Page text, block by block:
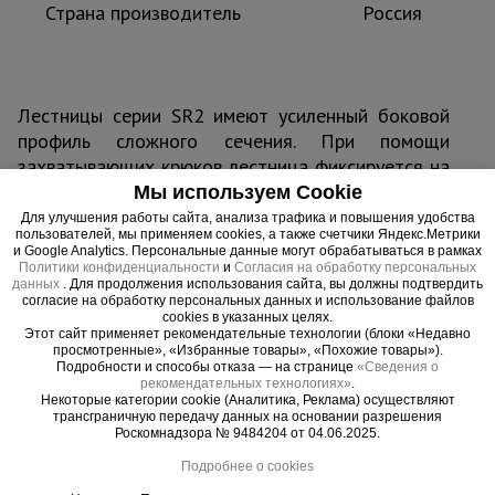
Страна производитель Россия
Лестницы серии SR2 имеют усиленный боковой
профиль сложного сечения. При помощи
захватывающих крюков лестница фиксируется на
нужной высоте. Регулировка выдвижной секции
осуществляется при помощи троса. Удобно
раскладываемая конструкция, простая
регулировка и защита от скольжения. Лестницы
укомплектованы роликами, с помощью которых
происходит движение верхней секции по стене.
Важные преимущества –
эффективная работа
Мы используем Cookie
Для улучшения работы сайта, анализа трафика и повышения удобства
пользователей, мы применяем cookies, а также счетчики Яндекс.Метрики
и Google Analytics. Персональные данные могут обрабатываться в рамках
Политики конфиденциальности и Согласия на обработку персональных
данных
. Для продолжения использования сайта, вы должны подтвердить
согласие на обработку персональных данных и использование файлов
cookies в указанных целях.
Этот сайт применяет рекомендательные технологии (блоки «Недавно
просмотренные», «Избранные товары», «Похожие товары»).
Подробности и способы отказа — на странице «Сведения о
рекомендательных технологиях»
Некоторые категории cookie (Аналитика, Реклама) осуществляют
трансграничную передачу данных на основании разрешения
Роскомнадзора № 9484204 от 04.06.2025.
Подробнее о cookies